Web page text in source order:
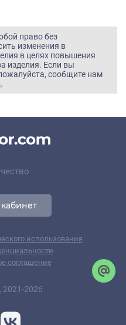
право без
изменения в
в целях повышения
изделия. Если вы
сообщите нам
.
использования
соглашение
2021-2026